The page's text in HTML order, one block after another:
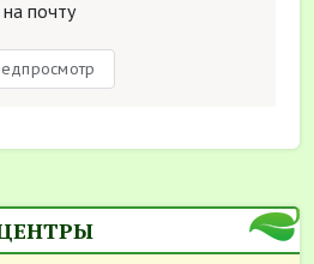
почту